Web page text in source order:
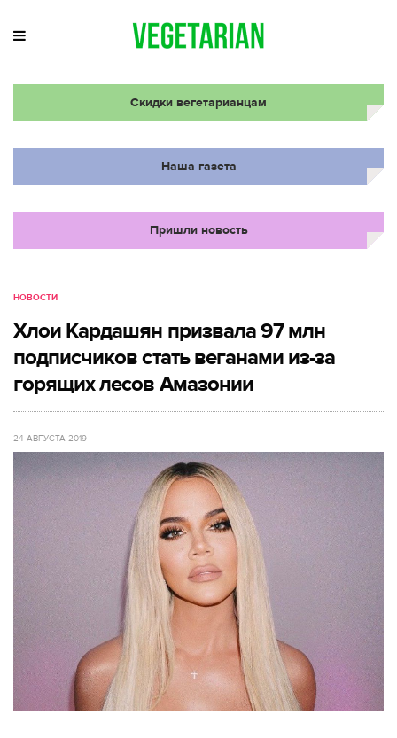
Скидки вегетарианцам
Наша газета
Пришли новость
НОВОСТИ
Хлои Кардашян призвала 97 млн
подписчиков стать веганами из-за
горящих лесов Амазонии
24 АВГУСТА 2019